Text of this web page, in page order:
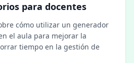
para docentes
cómo utilizar un generador
el aula para mejorar la
tiempo en la gestión de